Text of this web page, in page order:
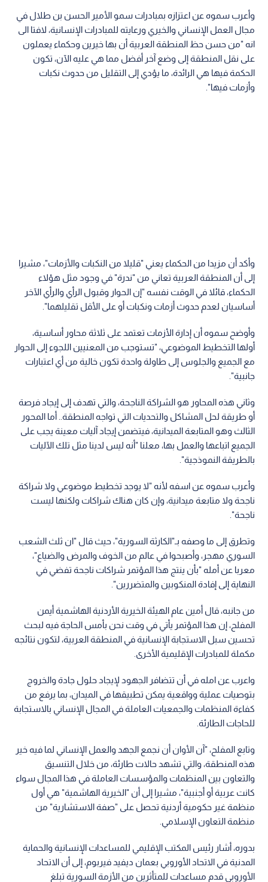
وأعرب سموه عن اعتزازه بمبادرات سمو الأمير الحسن بن طلال في
مجال العمل الإنساني والخيري ورعايته للمبادرات الإنسانية، لافتا الى
انه "من حسن حظ المنطقة العربية أن بها خيرين وحكماء يعملون
على نقل المنطقة إلى وضع آخر أفضل مما هي عليه الآن، تكون
الحكمة فيها هي الرائدة، ما يؤدي إلى التقليل من حدوث نكبات
وأزمات فيها".
وأكد أن مزيدا من الحكماء يعني "قليلا من النكبات والأزمات"، مشيرا
إلى أن المنطقة العربية تعاني من "ندرة" في وجود مثل هؤلاء
الحكماء، قائلا في الوقت نفسه "إن الحوار وقبول الرأي والرأي الآخر
أساسيان لعدم حدوث أزمات ونكبات أو على الأقل تقليلهما".
وأوضح سموه أن إدارة الأزمات تعتمد على ثلاثة محاور أساسية،
أولها التخطيط الموضوعي، "تستوجب من المعنيين اللجوء إلى الحوار
مع الجميع والجلوس إلى طاولة واحدة تكون خالية من أي اعتبارات
جانبية".
وثاني هذه المحاور هو الشراكة الناجحة، والتي تهدف إلى إيجاد فرصة
أو طريقة لحل المشاكل والتحديات التي تواجه المنطقة.. أما المحور
الثالث وهو المتابعة الميدانية، فيتضمن إيجاد آليات معينة يجب على
الجميع اتباعها والعمل بها، معلنا "أنه ليس لدينا مثل تلك الآليات
بالطريقة النموذجية".
وأعرب سموه عن اسفه لأنه "لا يوجد تخطيط موضوعي ولا شراكة
ناجحة ولا متابعة ميدانية، وإن كان هناك شراكات ولكنها ليست
ناجحة".
وتطرق إلى ما وصفه بـ"الكارثة السورية"، حيث قال "ان ثلث الشعب
السوري مهجر، وأصبحوا في عالم من الخوف والمرض والضياع"،
معربا عن أمله "بأن ينتج هذا المؤتمر شراكات ناجحة تفضي في
النهاية إلى إفادة المنكوبين والمتضررين".
من جانبه، قال أمين عام الهيئة الخيرية الأردنية الهاشمية أيمن
المفلح، إن هذا المؤتمر يأتي في وقت نحن بأمس الحاجة فيه لبحث
تحسين سبل الاستجابة الإنسانية في المنطقة العربية، لتكون نتائجه
مكملة للمبادرات الإقليمية الأخرى.
واعرب عن امله في أن تتضافر الجهود لإيجاد حلول جادة والخروج
بتوصيات عملية وواقعية يمكن تطبيقها في الميدان، بما يرفع من
كفاءة المنظمات والجمعيات العاملة في المجال الإنساني بالاستجابة
للحاجات الطارئة.
وتابع المفلح، "آن الأوان أن نجمع الجهد والعمل الإنساني لما فيه خير
هذه المنطقة، والتي تشهد حالات طارئة، من خلال التنسيق
والتعاون بين المنظمات والمؤسسات العاملة في هذا المجال سواء
كانت عربية أو أجنبية"، مشيرا إلى أن "الخيرية الهاشمية" هي أول
منظمة غير حكومية أردنية تحصل على "صفة الاستشارية" من
منظمة التعاون الإسلامي.
بدوره، أشار رئيس المكتب الإقليمي للمساعدات الإنسانية والحماية
المدنية في الاتحاد الأوروبي بعمان ديفيد فيربوم، إلى أن الاتحاد
الأوروبي قدم مساعدات للمتأثرين من الأزمة السورية تبلغ